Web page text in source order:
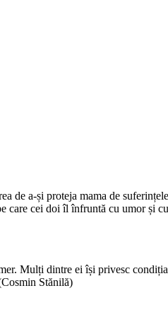
de a-și proteja mama de
cei doi îl înfruntă cu umor și
Mulți dintre ei își privesc
Stănilă)